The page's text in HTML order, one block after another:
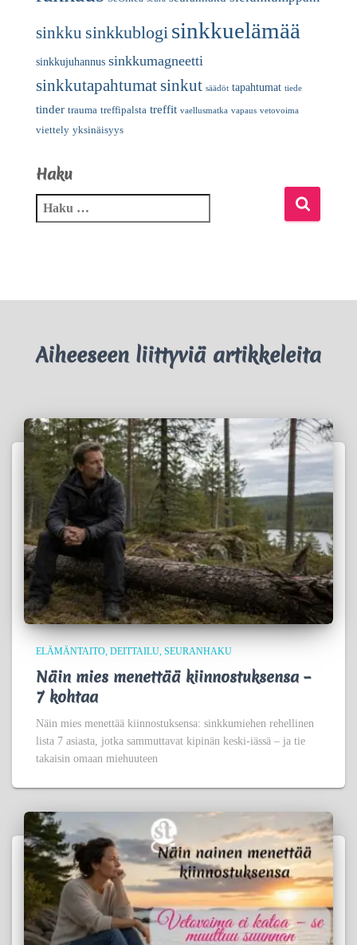
sinkku sinkkublogi sinkkuelämää
sinkkujuhannus sinkkumagneetti
sinkkutapahtumatsinkut säädöt tapahtumat tiede
tinder trauma treffipalsta treffit vaellusmatka vapaus vetovoima
viettely yksinäisyys
Haku
Aiheeseen liittyviä artikkeleita
ELÄMÄNTAITO DEITTAILU SEURANHAKU
Näin mies menettää kiinnostuksensa –
7 kohtaa
Näin mies menettää kiinnostuksensa: sinkkumiehen rehellinen
lista 7 asiasta, jotka sammuttavat kipinän keski-iässä – ja tie
takaisin omaan miehuuteen